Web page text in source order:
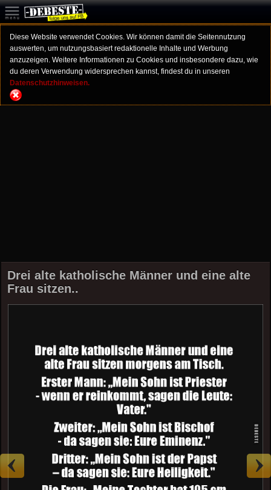
Diese Website verwendet Cookies. Wir können damit die Seitennutzung
auswerten, um nutzungsbasiert redaktionelle Inhalte und Werbung
anzuzeigen. Weitere Informationen zu Cookies und insbesondere dazu, wie
du deren Verwendung widersprechen kannst, findest du in unseren
Datenschutzhinweisen.
Drei alte katholische Männer und eine alte
Frau sitzen..